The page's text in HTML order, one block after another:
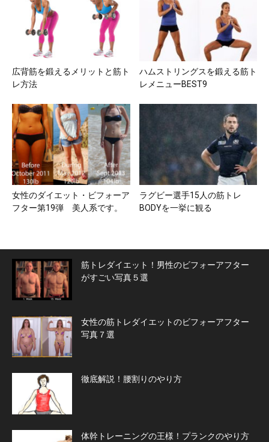
広背筋を鍛えるメリットと筋ト
レ方法
ハムストリングスを鍛える筋ト
レメニューBEST9
女性のダイエット・ビフォーア
フター第19弾 美人系です。
ラグビー選手15人の筋トレ
BODYを一挙に観る
筋トレダイエット！男性のビフォーアフター
がすごい写真５選
女性の筋トレダイエットのビフォーアフター
写真７選
徹底解説！腰割りのやり方
体幹トレーニングの王様！プランクのやり方